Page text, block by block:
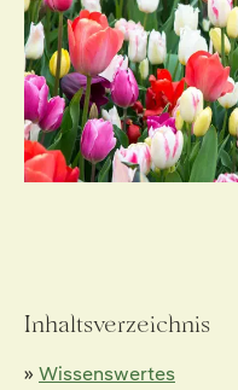
Inhaltsverzeichnis
» Wissenswertes